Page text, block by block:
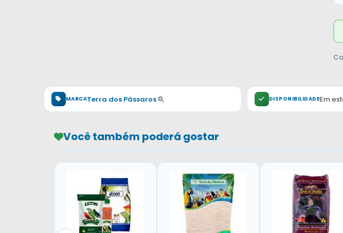
MARCATerra dos Pássaros DISPONIBILIDADEEm
Você também poderá gostar